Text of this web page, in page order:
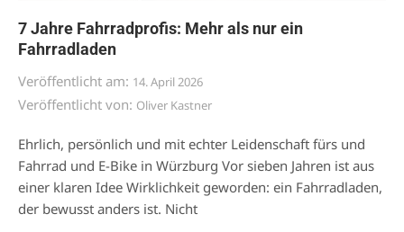
7 Jahre Fahrradprofis: Mehr als nur ein
Fahrradladen
Veröffentlicht am: 14. April 2026
Veröffentlicht von: Oliver Kastner
Ehrlich, persönlich und mit echter Leidenschaft fürs und
Fahrrad und E-Bike in Würzburg Vor sieben Jahren ist aus
einer klaren Idee Wirklichkeit geworden: ein Fahrradladen,
der bewusst anders ist. Nicht